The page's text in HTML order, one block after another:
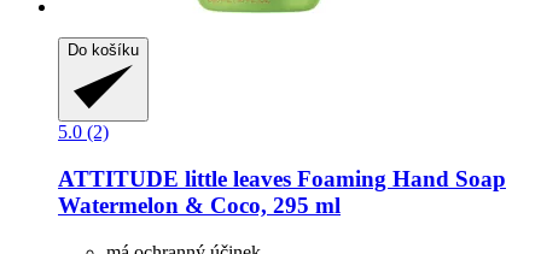
Do košíku
5.0 (2)
ATTITUDE little leaves Foaming Hand Soap
Watermelon & Coco, 295 ml